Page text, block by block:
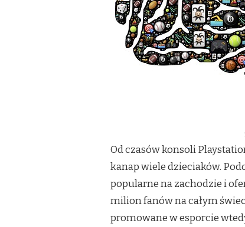
Od czasów konsoli
kanap wiele dzieciaków.
popularne na zachodzie i
milion fanów na całym
promowane w esporcie